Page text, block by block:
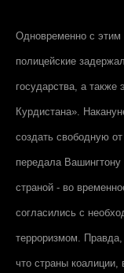
Одновременно с этим
полицейские
государства, а также
Курдистана».
создать свободную
передала
страной - во
согласились с
терроризмом.
что страны